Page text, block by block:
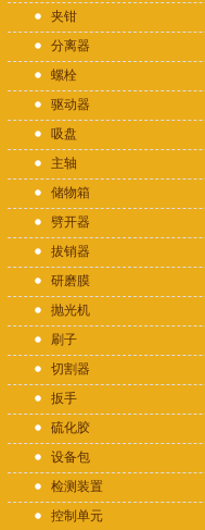
夹钳
分离器
螺栓
驱动器
吸盘
主轴
储物箱
劈开器
拔销器
研磨膜
抛光机
刷子
切割器
扳手
硫化胶
设备包
检测装置
控制单元